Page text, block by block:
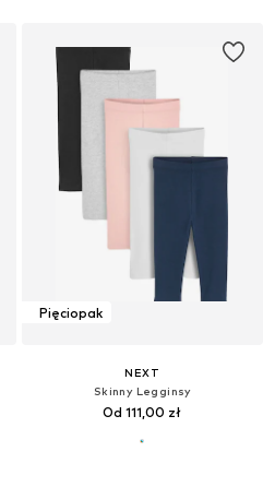
Pięciopak
NEXT
Skinny Legginsy
Od 111,00 zł